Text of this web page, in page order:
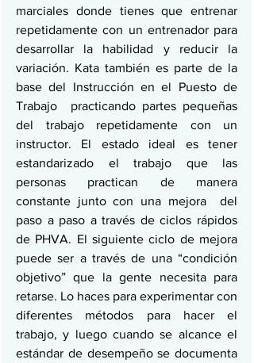
marciales donde tienes que entrenar
repetidamente con un entrenador para
desarrollar la habilidad y reducir la
variación. Kata también es parte de la
base del Instrucción en el Puesto de
Trabajo  practicando partes pequeñas
del trabajo repetidamente con un
instructor. El estado ideal es tener
estandarizado el trabajo que las
personas practican de manera
constante junto con una mejora  del
paso a paso a través de ciclos rápidos
de PHVA. El siguiente ciclo de mejora
puede ser a través de una “condición
objetivo” que la gente necesita para
retarse. Lo haces para experimentar con
diferentes métodos para hacer el
trabajo, y luego cuando se alcance el
estándar de desempeño se documenta